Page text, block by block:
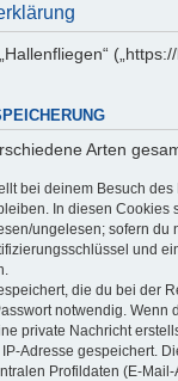
Arten
bei deinem Besuch
In diesen
ungelesen; sofern
und
die du bei der
notwendig. Wenn
private Nachricht
Adresse gespeichert.
Profildaten (E-